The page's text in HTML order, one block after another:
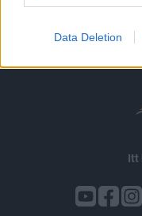
Data Deletion
Itt